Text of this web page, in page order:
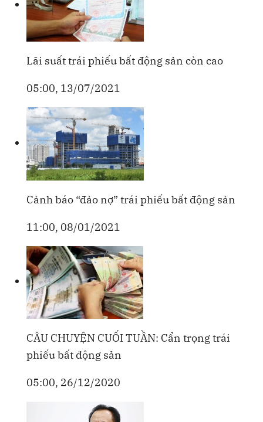
Lãi suất trái phiếu bất động sản còn cao
05:00, 13/07/2021
Cảnh báo “đảo nợ” trái phiếu bất động sản
11:00, 08/01/2021
CÂU CHUYỆN CUỐI TUẦN: Cẩn trọng trái
phiếu bất động sản
05:00, 26/12/2020